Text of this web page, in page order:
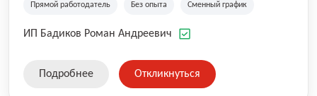
Прямой работодатель Без опыта Сменный график
ИП Бадиков Роман Андреевич
Подробнее Откликнуться